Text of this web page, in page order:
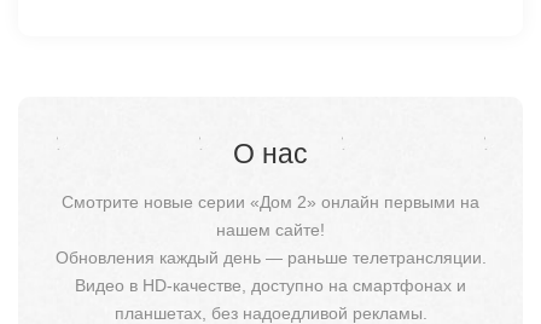
О нас
Смотрите новые серии «Дом 2» онлайн первыми на
нашем сайте!
Обновления каждый день — раньше телетрансляции.
Видео в HD-качестве, доступно на смартфонах и
планшетах, без надоедливой рекламы.